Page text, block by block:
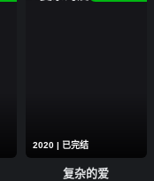
2020 | 已完结
复杂的爱